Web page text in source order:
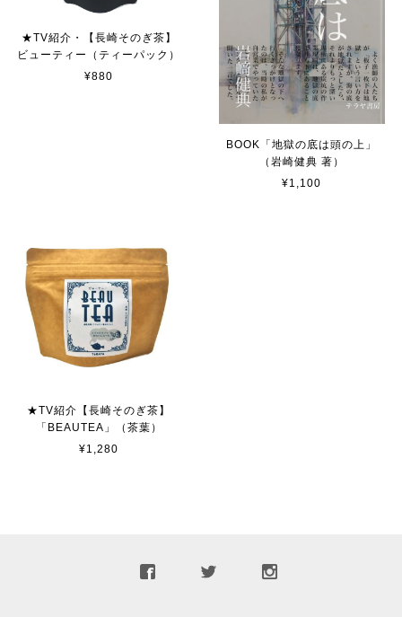
★TV紹介・【長崎そのぎ茶】
ビューティー（ティーパック）
¥880
BOOK「地獄の底は頭の上」
（岩崎健典 著）
¥1,100
★TV紹介【長崎そのぎ茶】
「BEAUTEA」（茶葉）
¥1,280